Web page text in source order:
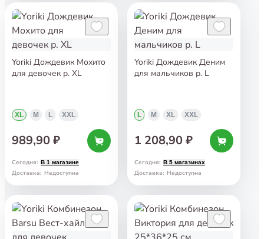
Yoriki Дождевик Мохито
для девочек р. XL
XL M L XXL
989,90 ₽
Сегодня: В 1 магазине
Доставка: Недоступна
Yoriki Дождевик Деним
для мальчиков р. L
L M XL XXL
1 208,90 ₽
Сегодня: В 5 магазинах
Доставка: Недоступна